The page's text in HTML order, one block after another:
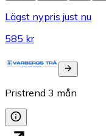
Lägst nypris just nu
585 kr
Pristrend 3 mån